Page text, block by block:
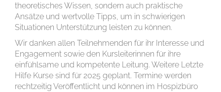
theoretisches Wissen, sondern auch praktische
Ansätze und wertvolle Tipps, um in schwierigen
Situationen Unterstützung leisten zu können.
Wir danken allen Teilnehmenden für ihr Interesse und
Engagement sowie den Kursleiterinnen für ihre
einfühlsame und kompetente Leitung. Weitere Letzte
Hilfe Kurse sind für 2025 geplant. Termine werden
rechtzeitig Veröffentlicht und können im Hospizbüro